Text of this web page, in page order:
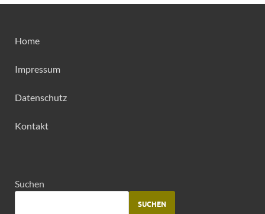
Home
Impressum
Datenschutz
Kontakt
Suchen
SUCHEN